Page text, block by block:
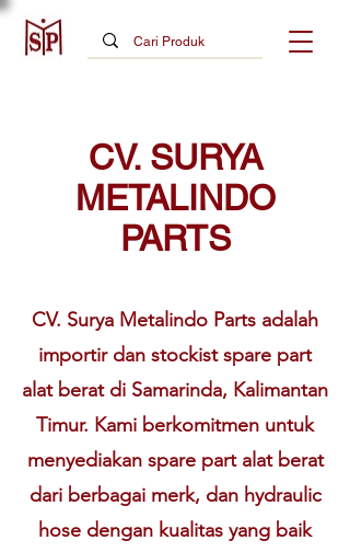
CV. SURYA
METALINDO
PARTS
CV. Surya Metalindo Parts adalah
importir dan stockist spare part
alat berat di Samarinda, Kalimantan
Timur. Kami berkomitmen untuk
menyediakan spare part alat berat
dari berbagai merk, dan hydraulic
hose dengan kualitas yang baik